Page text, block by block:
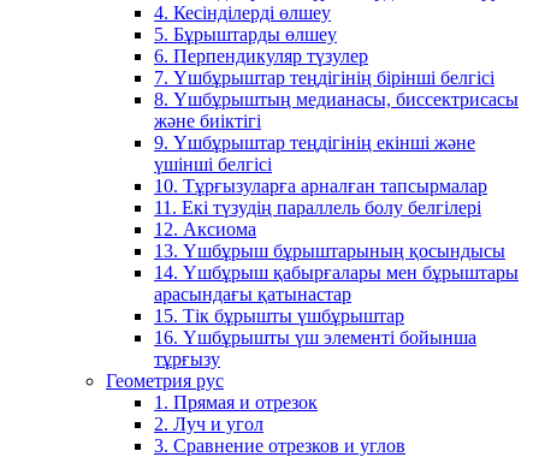
4. Кесінділерді өлшеу
5. Бұрыштарды өлшеу
6. Перпендикуляр түзулер
7. Үшбұрыштар теңдігінің бірінші белгісі
8. Үшбұрыштың медианасы, биссектрисасы
және биіктігі
9. Үшбұрыштар теңдігінің екінші және
үшінші белгісі
10. Тұрғызуларға арналған тапсырмалар
11. Екі түзудің параллель болу белгілері
12. Аксиома
13. Үшбұрыш бұрыштарының қосындысы
14. Үшбұрыш қабырғалары мен бұрыштары
арасындағы қатынастар
15. Тік бұрышты үшбұрыштар
16. Үшбұрышты үш элементі бойынша
тұрғызу
Геометрия рус
1. Прямая и отрезок
2. Луч и угол
3. Сравнение отрезков и углов